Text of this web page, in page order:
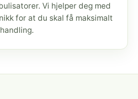
Vi hjelper deg med
for at du skal få maksimalt